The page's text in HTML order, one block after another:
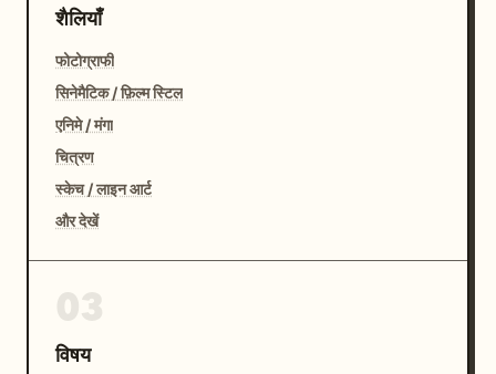
शैलियाँ
फोटोग्राफी
सिनेमैटिक / फ़िल्म स्टिल
एनिमे / मंगा
चित्रण
स्केच / लाइन आर्ट
और देखें
विषय